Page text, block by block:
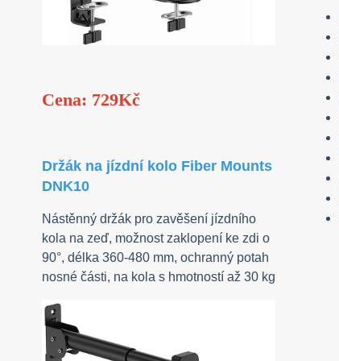
Cena: 729Kč
Držák na jízdní kolo Fiber Mounts
DNK10
Nástěnný držák pro zavěšení jízdního
kola na zeď, možnost zaklopení ke zdi o
90°, délka 360-480 mm, ochranný potah
nosné části, na kola s hmotností až 30 kg